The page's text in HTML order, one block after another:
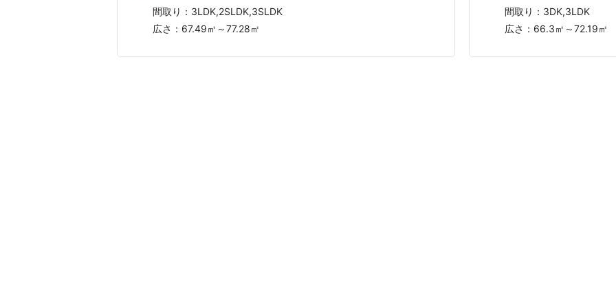
間取り： 3LDK,2SLDK,3SLDK
広さ： 67.49㎡～77.28㎡
間取り： 3DK,3LDK
広さ： 66.3㎡～72.19㎡